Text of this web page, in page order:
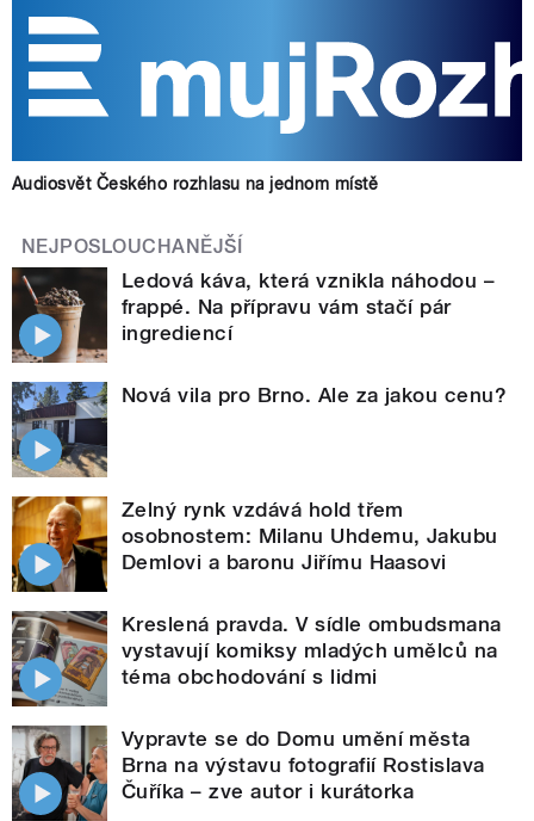
Audiosvět Českého rozhlasu na jednom místě
NEJPOSLOUCHANĚJŠÍ
Ledová káva, která vznikla náhodou –
frappé. Na přípravu vám stačí pár
ingrediencí
Nová vila pro Brno. Ale za jakou cenu?
Zelný rynk vzdává hold třem
osobnostem: Milanu Uhdemu, Jakubu
Demlovi a baronu Jiřímu Haasovi
Kreslená pravda. V sídle ombudsmana
vystavují komiksy mladých umělců na
téma obchodování s lidmi
Vypravte se do Domu umění města
Brna na výstavu fotografií Rostislava
Čuříka – zve autor i kurátorka